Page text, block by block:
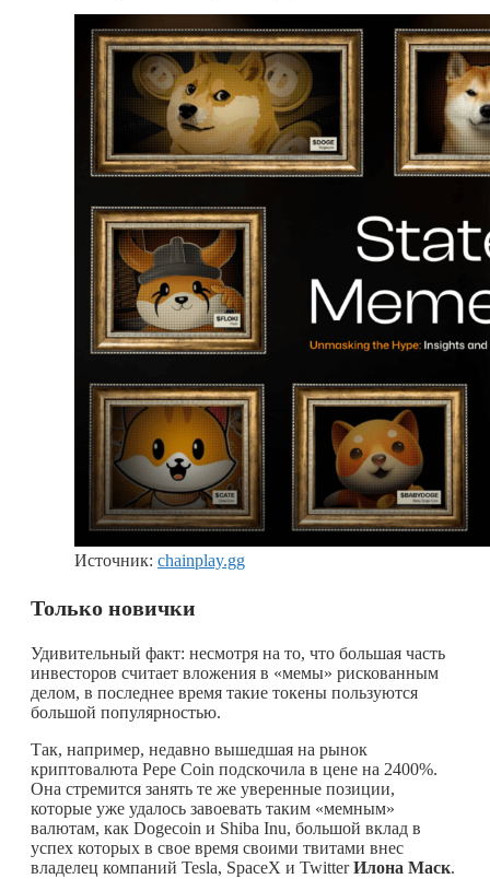
Источник: chainplay.gg
Только новички
Удивительный факт: несмотря на то, что большая часть
инвесторов считает вложения в «мемы» рискованным
делом, в последнее время такие токены пользуются
большой популярностью.
Так, например, недавно вышедшая на рынок
криптовалюта Pepe Coin подскочила в цене на 2400%.
Она стремится занять те же уверенные позиции,
которые уже удалось завоевать таким «мемным»
валютам, как Dogecoin и Shiba Inu, большой вклад в
успех которых в свое время своими твитами внес
владелец компаний Tesla, SpaceX и TwitterИлона Маск.